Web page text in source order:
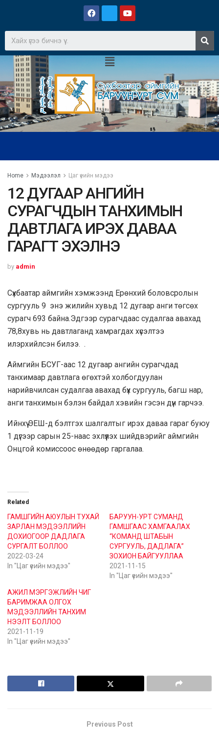
Home Мэдээлэл Цаг үеийн мэдээ
12 ДУГААР АНГИЙН
СУРАГЧДЫН ТАНХИМЫН
ДАВТЛАГА ИРЭХ ДАВАА
ГАРАГТ ЭХЭЛНЭ
by admin
Сүхбаатар аймгийн хэмжээнд Ерөнхий боловсролын
сургууль 9 энэ жилийн хувьд 12 дугаар анги төгсөх
сурагч 693 байна.Эдгээр сурагчдаас судалгаа авахад
78,8хувь нь давтлаганд хамрагдах хүсэлтээ
илэрхийлсэн билээ. .
Аймгийн БСУГ-аас 12 дугаар ангийн сурагчдад
танхимаар давтлага өгөхтэй холбогдуулан
нарийвчилсан судалгаа авахад бүх сургууль, багш нар,
анги танхимын бэлэн байдал хэвийн гэсэн дүн гарчээ.
Ийнхүү ЭЕШ-д бэлтгэх шалгалтыг ирэх даваа гараг буюу
1 дүгээр сарын 25-наас эхлүүлэх шийдвэрийг аймгийн
Онцгой комиссоос өнөөдөр гаргалаа.
Related
ГАМШГИЙН АЮУЛЫН ТУХАЙ
ЗАРЛАН МЭДЭЭЛЛИЙН
ДОХИОГООР ДАДЛАГА
СУРГАЛТ БОЛЛОО
2022-03-24
In "Цаг үеийн мэдээ"
БАРУУН-УРТ СУМАНД
ГАМШГААС ХАМГААЛАХ
“КОМАНД ШТАБЫН
СУРГУУЛЬ, ДАДЛАГА”
ЗОХИОН БАЙГУУЛЛАА
2021-11-15
In "Цаг үеийн мэдээ"
АЖИЛ МЭРГЭЖЛИЙН ЧИГ
БАРИМЖАА ОЛГОХ
МЭДЭЭЛЛИЙН ТАНХИМ
НЭЭЛТ БОЛЛОО
2021-11-19
In "Цаг үеийн мэдээ"
Previous Post